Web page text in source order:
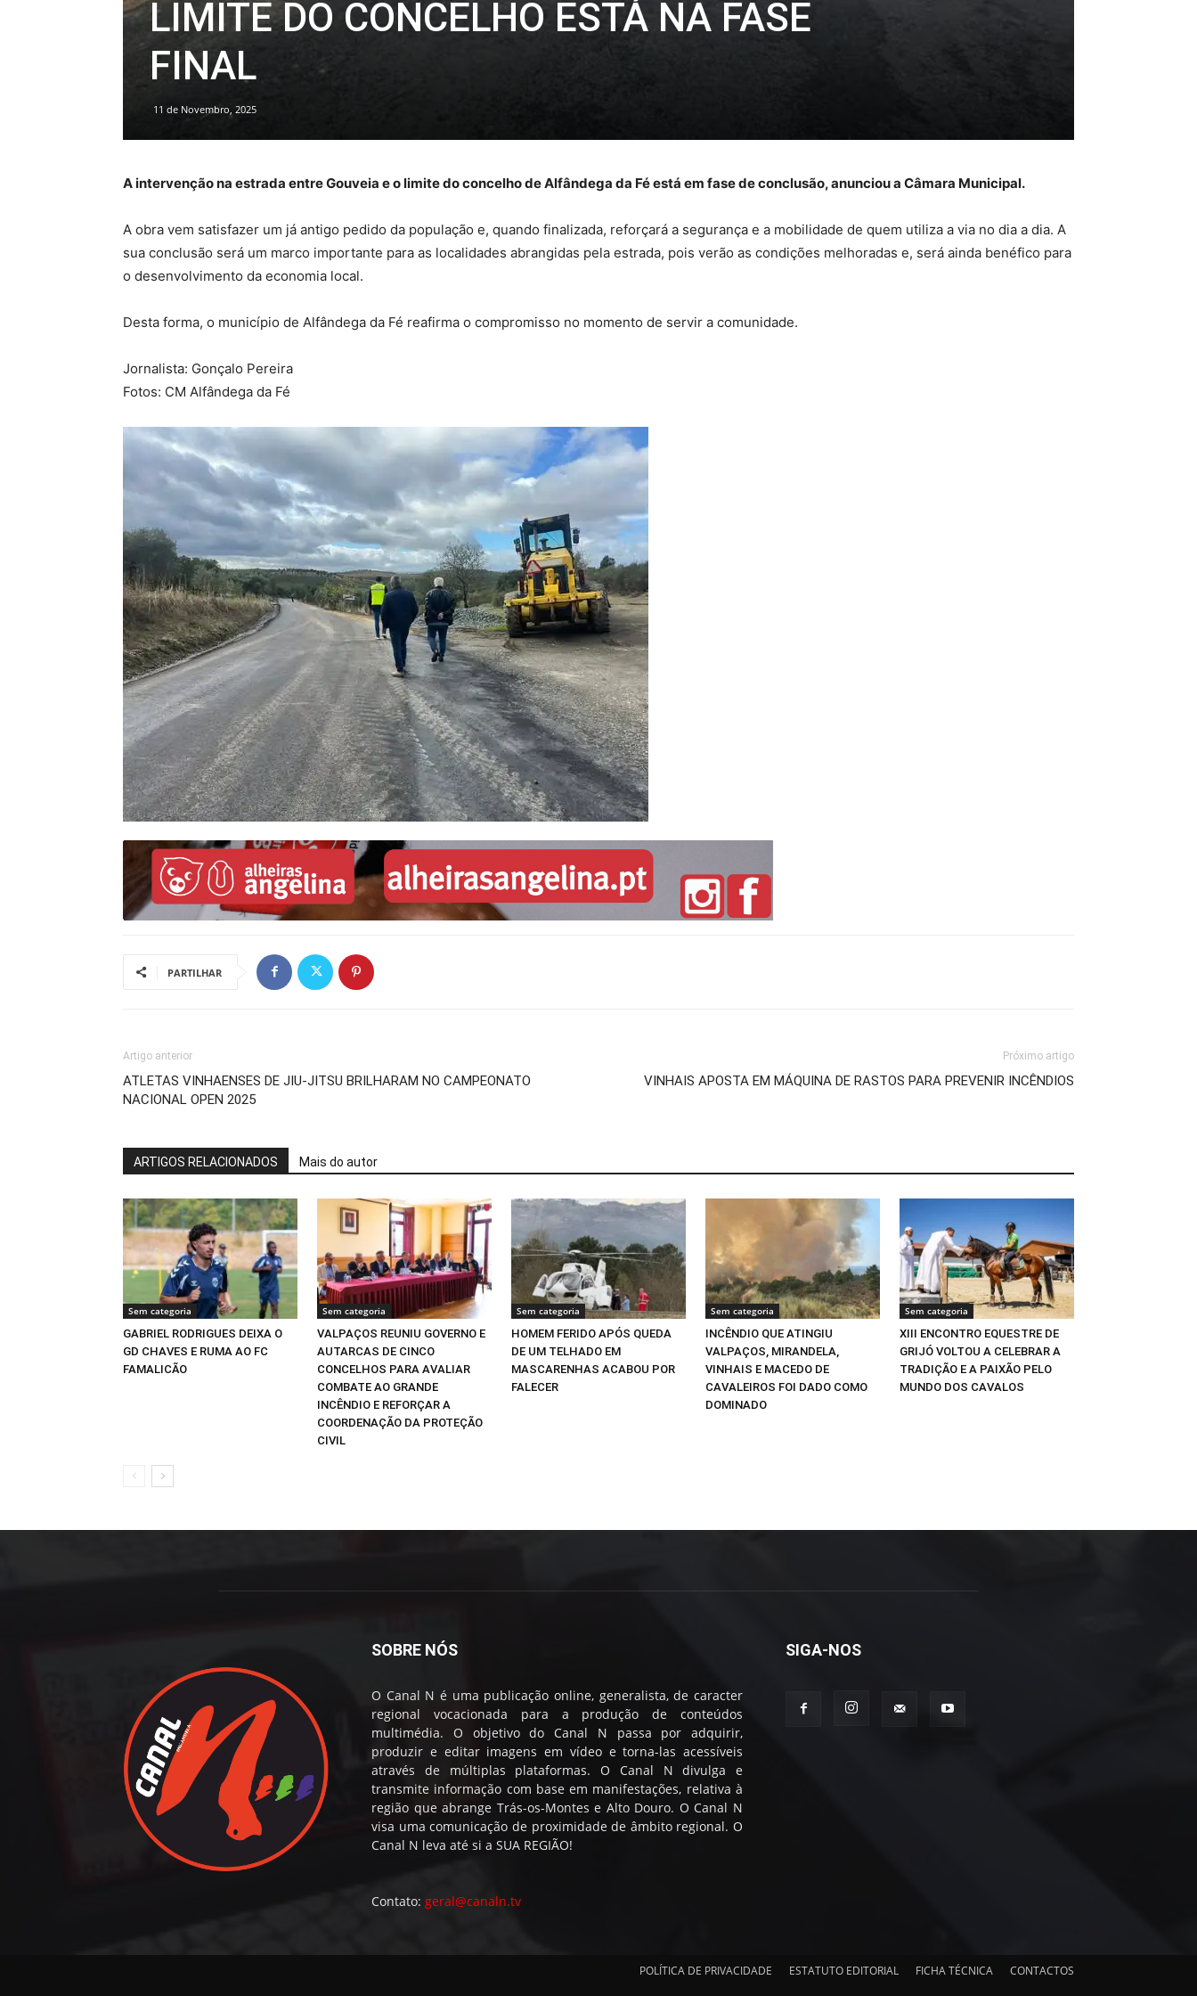
LIMITE DO CONCELHO ESTÁ NA FASE
FINAL
11 de Novembro, 2025
A intervenção na estrada entre Gouveia e o limite do concelho de Alfândega da Fé está em fase de conclusão, anunciou a Câmara Municipal.
A obra vem satisfazer um já antigo pedido da população e, quando finalizada, reforçará a segurança e a mobilidade de quem utiliza a via no dia a dia. A
sua conclusão será um marco importante para as localidades abrangidas pela estrada, pois verão as condições melhoradas e, será ainda benéfico para
o desenvolvimento da economia local.
Desta forma, o município de Alfândega da Fé reafirma o compromisso no momento de servir a comunidade.
Jornalista: Gonçalo Pereira
Fotos: CM Alfândega da Fé
PARTILHAR
Artigo anterior
ATLETAS VINHAENSES DE JIU-JITSU BRILHARAM NO CAMPEONATO
NACIONAL OPEN 2025
Próximo artigo
VINHAIS APOSTA EM MÁQUINA DE RASTOS PARA PREVENIR INCÊNDIOS
ARTIGOS RELACIONADOS Mais do autor
Sem categoria
GABRIEL RODRIGUES DEIXA O
GD CHAVES E RUMA AO FC
FAMALICÃO
Sem categoria
VALPAÇOS REUNIU GOVERNO E
AUTARCAS DE CINCO
CONCELHOS PARA AVALIAR
COMBATE AO GRANDE
INCÊNDIO E REFORÇAR A
COORDENAÇÃO DA PROTEÇÃO
CIVIL
Sem categoria
HOMEM FERIDO APÓS QUEDA
DE UM TELHADO EM
MASCARENHAS ACABOU POR
FALECER
Sem categoria
INCÊNDIO QUE ATINGIU
VALPAÇOS, MIRANDELA,
VINHAIS E MACEDO DE
CAVALEIROS FOI DADO COMO
DOMINADO
Sem categoria
XIII ENCONTRO EQUESTRE DE
GRIJÓ VOLTOU A CELEBRAR A
TRADIÇÃO E A PAIXÃO PELO
MUNDO DOS CAVALOS
SOBRE NÓS
O Canal N é uma publicação online, generalista, de caracter
regional vocacionada para a produção de conteúdos
multimédia. O objetivo do Canal N passa por adquirir,
produzir e editar imagens em vídeo e torna-las acessíveis
através de múltiplas plataformas. O Canal N divulga e
transmite informação com base em manifestações, relativa à
região que abrange Trás-os-Montes e Alto Douro. O Canal N
visa uma comunicação de proximidade de âmbito regional. O
Canal N leva até si a SUA REGIÃO!
Contato: geral@canaln.tv
SIGA-NOS
POLÍTICA DE PRIVACIDADE ESTATUTO EDITORIAL FICHA TÉCNICA CONTACTOS